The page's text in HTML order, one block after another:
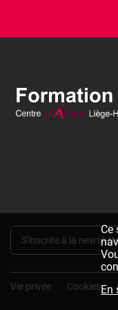
Ce
En
S'inscrire à la
Vie privée Cookies